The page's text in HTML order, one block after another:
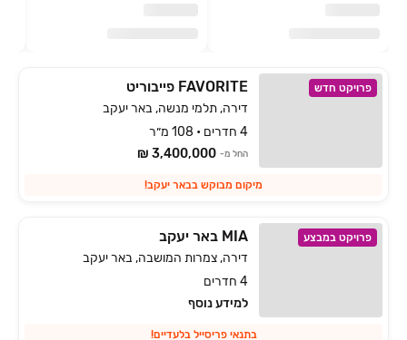
פרויקט חדש FAVORITE פייבוריט
דירה, תלמי מנשה, באר יעקב
4 חדרים • 108 מ״ר
החל מ- 3,400,000 ₪
מיקום מבוקש בבאר יעקב!
פרויקט במבצע MIA באר יעקב
דירה, צמרות המושבה, באר יעקב
4 חדרים
למידע נוסף
בתנאי פריסייל בלעדיים!